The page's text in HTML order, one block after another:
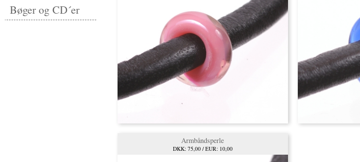
Bøger og CD´er
Armbåndsperle
DKK: 75,00 / EUR: 10,00